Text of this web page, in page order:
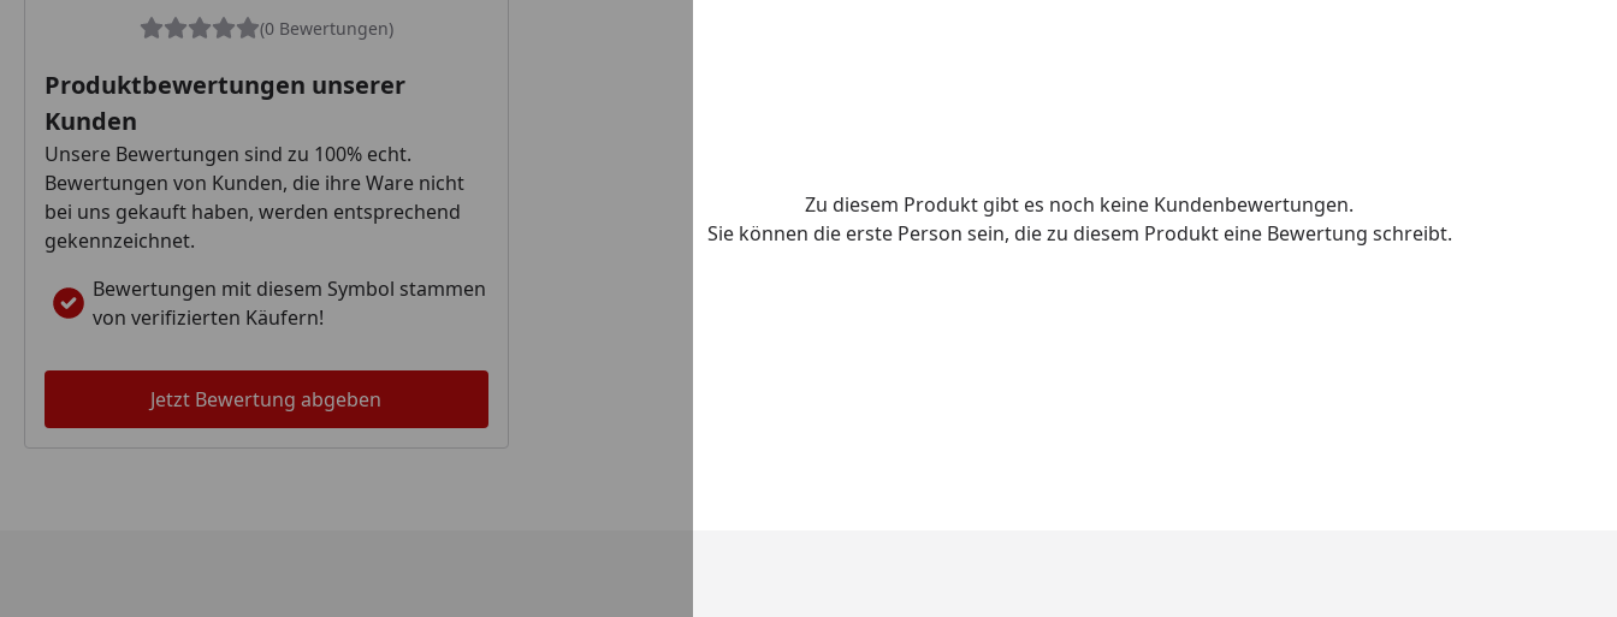
(0 Bewertungen)
Produktbewertungen unserer
Kunden
Unsere Bewertungen sind zu 100% echt.
Bewertungen von Kunden, die ihre Ware nicht
bei uns gekauft haben, werden entsprechend
gekennzeichnet.
Bewertungen mit diesem Symbol stammen
von verifizierten Käufern!
Jetzt Bewertung abgeben
Zu diesem Produkt gibt es noch keine Kundenbewertungen.
Sie können die erste Person sein, die zu diesem Produkt eine Bewertung schreibt.